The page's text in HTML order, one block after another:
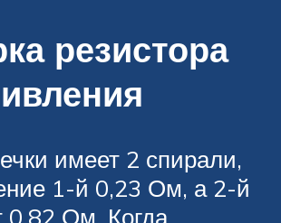
резистора
имеет 2 спирали,
1-й 0,23 Ом, а 2-й
0,82 Ом. Когда